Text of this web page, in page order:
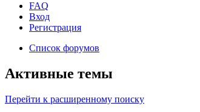
FAQ
Вход
Регистрация
Список форумов
Активные темы
Перейти к расширенному поиску